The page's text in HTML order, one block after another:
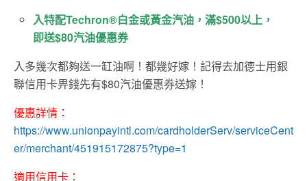
入特配Techron®白金或黃金汽油，滿$500以上，
即送$80汽油優惠券
入多幾次都夠送一缸油啊！都幾好嫁！記得去加德士用銀
聯信用卡畀錢先有$80汽油優惠券送嫁！
優惠詳情：
https://www.unionpayintl.com/cardholderServ/serviceCent
er/merchant/451915172875?type=1
適用信用卡：